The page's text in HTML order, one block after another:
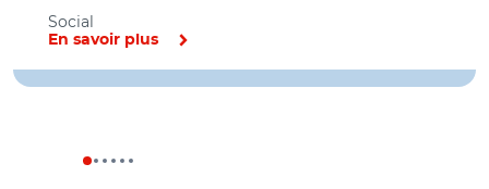
Social
En savoir plus